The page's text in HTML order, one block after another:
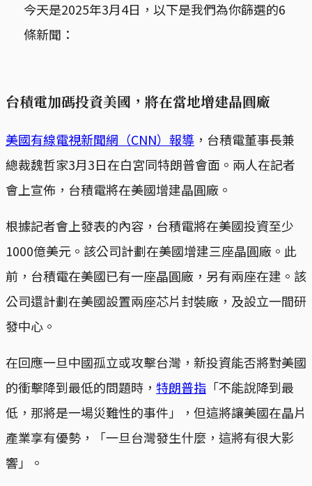
今天是2025年3月4日，以下是我們為你篩選的6
條新聞：
台積電加碼投資美國，將在當地增建晶圓廠
美國有線電視新聞網（CNN）報導 ，台積電董事長兼
總裁魏哲家3月3日在白宮同特朗普會面。兩人在記者
會上宣佈，台積電將在美國增建晶圓廠。
根據記者會上發表的內容，台積電將在美國投資至少
1000億美元。該公司計劃在美國增建三座晶圓廠。此
前，台積電在美國已有一座晶圓廠，另有兩座在建。該
公司還計劃在美國設置兩座芯片封裝廠，及設立一間研
發中心。
在回應一旦中國孤立或攻擊台灣，新投資能否將對美國
的衝擊降到最低的問題時， 特朗普指 「不能說降到最
低，那將是一場災難性的事件」，但這將讓美國在晶片
產業享有優勢，「一旦台灣發生什麼，這將有很大影
響」。